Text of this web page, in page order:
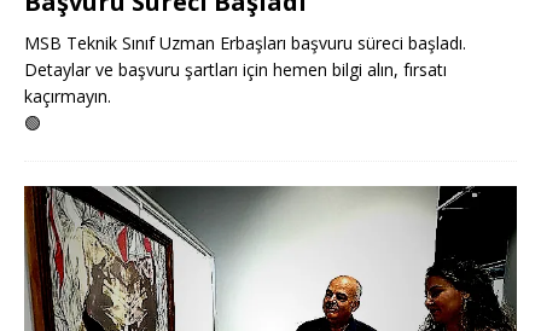
MSB Teknik Sınıf Uzman Erbaşları başvuru süreci başladı.
Detaylar ve başvuru şartları için hemen bilgi alın, fırsatı
kaçırmayın.
🟢